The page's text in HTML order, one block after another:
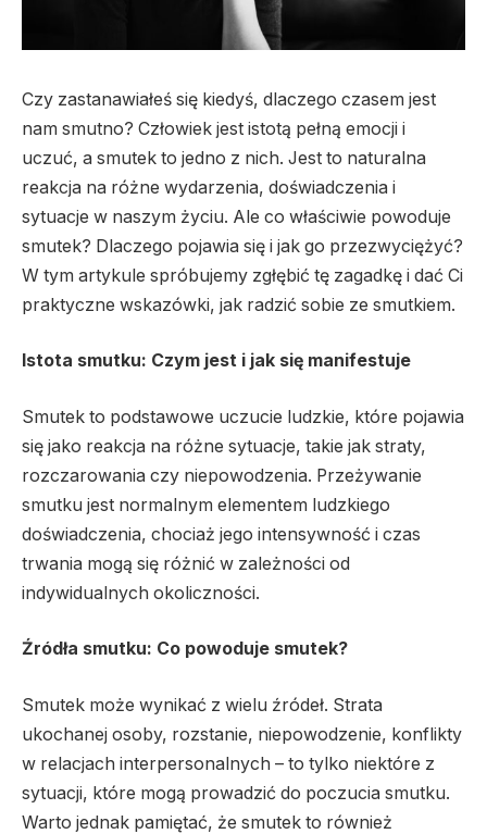
Czy zastanawiałeś się kiedyś, dlaczego czasem jest
nam smutno? Człowiek jest istotą pełną emocji i
uczuć, a smutek to jedno z nich. Jest to naturalna
reakcja na różne wydarzenia, doświadczenia i
sytuacje w naszym życiu. Ale co właściwie powoduje
smutek? Dlaczego pojawia się i jak go przezwyciężyć?
W tym artykule spróbujemy zgłębić tę zagadkę i dać Ci
praktyczne wskazówki, jak radzić sobie ze smutkiem.
Istota smutku: Czym jest i jak się manifestuje
Smutek to podstawowe uczucie ludzkie, które pojawia
się jako reakcja na różne sytuacje, takie jak straty,
rozczarowania czy niepowodzenia. Przeżywanie
smutku jest normalnym elementem ludzkiego
doświadczenia, chociaż jego intensywność i czas
trwania mogą się różnić w zależności od
indywidualnych okoliczności.
Źródła smutku: Co powoduje smutek?
Smutek może wynikać z wielu źródeł. Strata
ukochanej osoby, rozstanie, niepowodzenie, konflikty
w relacjach interpersonalnych – to tylko niektóre z
sytuacji, które mogą prowadzić do poczucia smutku.
Warto jednak pamiętać, że smutek to również